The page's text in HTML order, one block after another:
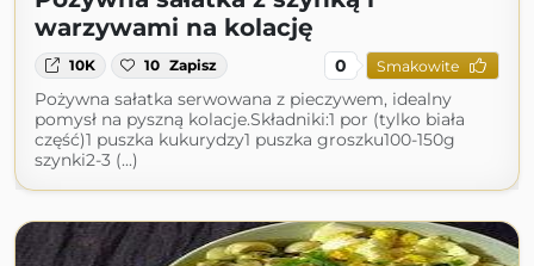
warzywami na kolację
10K 10 Zapisz 0 Smakowite
Pożywna sałatka serwowana z pieczywem, idealny
pomysł na pyszną kolacje.Składniki:1 por (tylko biała
część)1 puszka kukurydzy1 puszka groszku100-150g
szynki2-3 (...)